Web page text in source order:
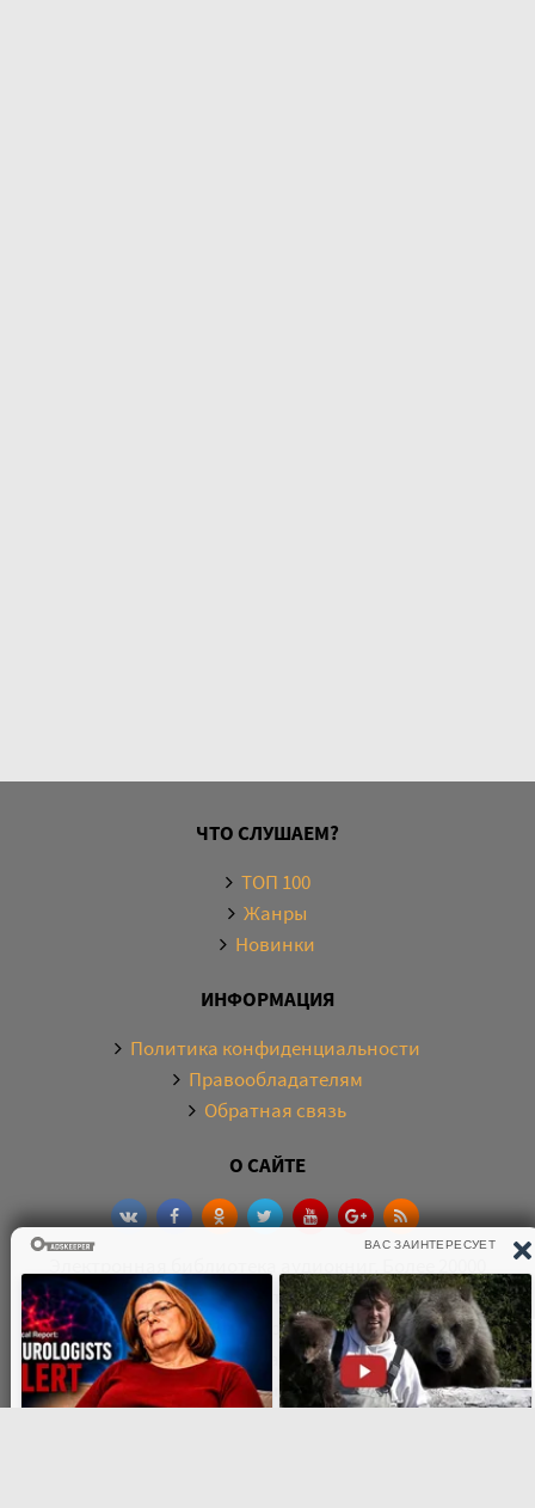
ЧТО СЛУШАЕМ?
ТОП 100
Жанры
Новинки
ИНФОРМАЦИЯ
Политика конфиденциальности
Правообладателям
Обратная связь
О САЙТЕ
аудиокниг в хорошем качестве. Слушайте аудиокниги
бесплатно онлайн и без регистрации. По любым
вопросам обращайтесь на почту:
knigamp3online.info@gmail.com